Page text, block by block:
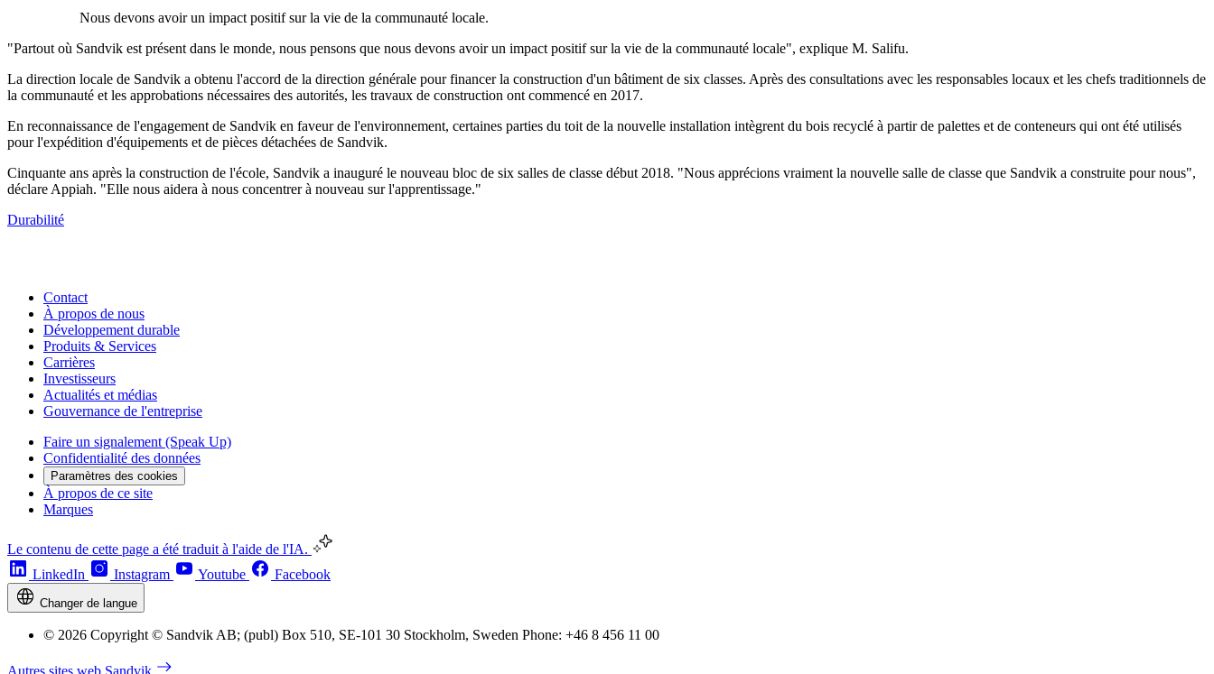
Nous devons avoir un impact positif sur la vie de la communauté locale.
"Partout où Sandvik est présent dans le monde, nous pensons que nous devons avoir un impact positif sur la vie de la communauté locale", explique M. Salifu.
La direction locale de Sandvik a obtenu l'accord de la direction générale pour financer la construction d'un bâtiment de six classes. Après des consultations avec les responsables locaux et les chefs traditionnels de
la communauté et les approbations nécessaires des autorités, les travaux de construction ont commencé en 2017.
En reconnaissance de l'engagement de Sandvik en faveur de l'environnement, certaines parties du toit de la nouvelle installation intègrent du bois recyclé à partir de palettes et de conteneurs qui ont été utilisés
pour l'expédition d'équipements et de pièces détachées de Sandvik.
Cinquante ans après la construction de l'école, Sandvik a inauguré le nouveau bloc de six salles de classe début 2018. "Nous apprécions vraiment la nouvelle salle de classe que Sandvik a construite pour nous",
déclare Appiah. "Elle nous aidera à nous concentrer à nouveau sur l'apprentissage."
Durabilité
Contact
À propos de nous
Développement durable
Produits & Services
Carrières
Investisseurs
Actualités et médias
Gouvernance de l'entreprise
Faire un signalement (Speak Up)
Confidentialité des données
Paramètres des cookies
À propos de ce site
Marques
Le contenu de cette page a été traduit à l'aide de l'IA.
LinkedIn
Instagram Youtube Facebook
Changer de langue
© 2026 Copyright © Sandvik AB; (publ) Box 510, SE-101 30 Stockholm, Sweden Phone: +46 8 456 11 00
Autres sites web Sandvik